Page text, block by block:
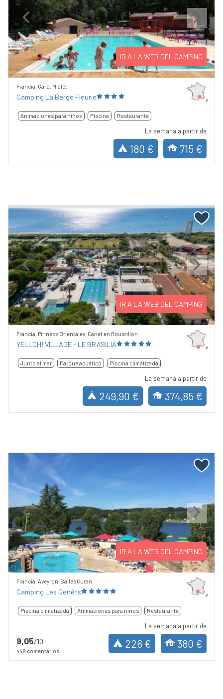
Previous Next
IR A LA WEB DEL CAMPING
Francia, Gard, Mialet
Camping La Berge Fleurie
Animaciones para niños Piscina Restaurante
La semana a partir de
180 € 715 €
Previous Next
IR A LA WEB DEL CAMPING
Francia, Pirineos Orientales, Canet en Roussillon
YELLOH! VILLAGE - LE BRASILIA
Junto al mar Parque acuático Piscina climatizada
La semana a partir de
249,90 € 374,85 €
Previous Next
IR A LA WEB DEL CAMPING
Francia, Aveyron, Salles Curan
Camping Les Genêts
Piscina climatizada Animaciones para niños Restaurante
9,05/10
449 comentarios
La semana a partir de
226 € 380 €